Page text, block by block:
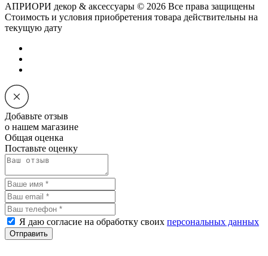
АПРИОРИ декор & аксессуары © 2026 Все права защищены
Cтоимость и условия приобретения товара действительны на
текущую дату
Добавьте отзыв
о нашем магазине
Общая оценка
Поставьте оценку
Я даю согласие на обработку своих персональных данных
Отправить